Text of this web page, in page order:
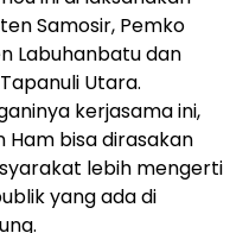
Samosir, Pemko
Labuhanbatu dan
Utara.
kerjasama ini,
Ham bisa dirasakan
lebih mengerti
yang ada di